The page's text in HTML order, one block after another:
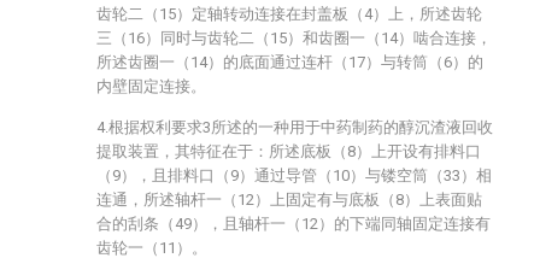
齿轮二（15）定轴转动连接在封盖板（4）上，所述齿轮
三（16）同时与齿轮二（15）和齿圈一（14）啮合连接，
所述齿圈一（14）的底面通过连杆（17）与转筒（6）的
内壁固定连接。
4.根据权利要求3所述的一种用于中药制药的醇沉渣液回收
提取装置，其特征在于：所述底板（8）上开设有排料口
（9），且排料口（9）通过导管（10）与镂空筒（33）相
连通，所述轴杆一（12）上固定有与底板（8）上表面贴
合的刮条（49），且轴杆一（12）的下端同轴固定连接有
齿轮一（11）。